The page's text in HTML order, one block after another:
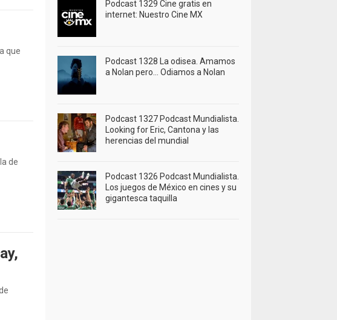
que
de
Podcast 1329 Cine gratis en
internet: Nuestro Cine MX
Podcast 1328 La odisea. Amamos
a Nolan pero… Odiamos a Nolan
Podcast 1327 Podcast Mundialista.
Looking for Eric, Cantona y las
herencias del mundial
Podcast 1326 Podcast Mundialista.
Los juegos de México en cines y su
gigantesca taquilla